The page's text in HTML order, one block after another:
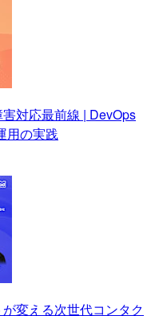
害対応最前線 | DevOps
用の実践
変える次世代コンタク